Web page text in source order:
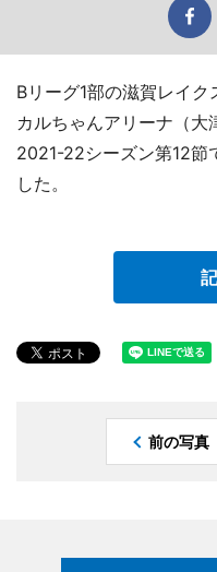
Bリーグ1部の滋賀レイ
カルちゃんアリーナ（大
2021-22シーズン第12節
した。
前の写真